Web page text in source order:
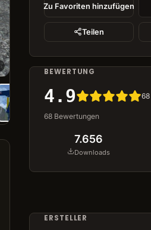
Zu Favoriten hinzufügen
Teilen
BEWERTUNG
4.9 68
68 Bewertungen
7.656
Downloads
ERSTELLER